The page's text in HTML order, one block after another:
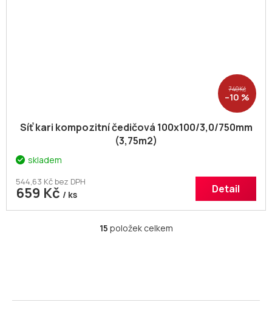
740 Kč
–10 %
Síť kari kompozitní čedičová 100x100/3,0/750mm
(3,75m2)
skladem
544,63 Kč bez DPH
659 Kč / ks Detail
O
c
15 položek celkem